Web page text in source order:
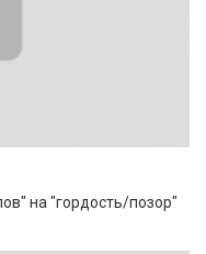
на "гордость/позор"